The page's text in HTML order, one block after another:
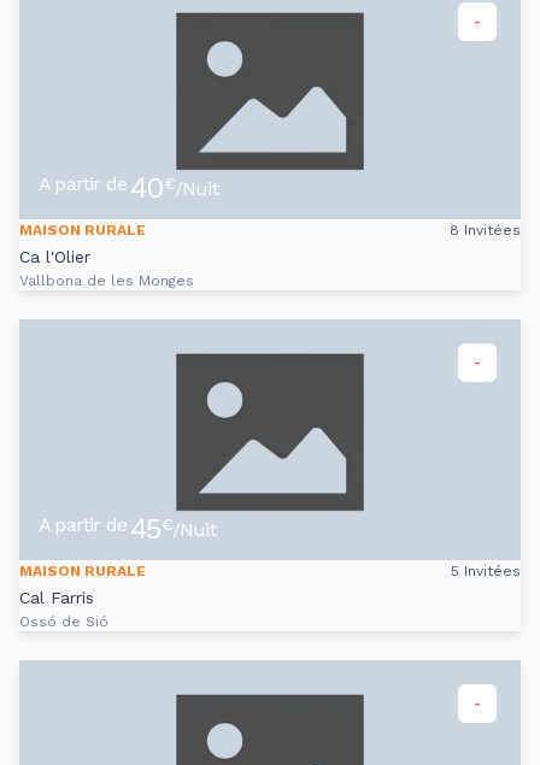
-
A partir de 40€/Nuit
MAISON RURALE 8 Invitées
Ca l'Olier
Vallbona de les Monges
-
A partir de 45€/Nuit
MAISON RURALE 5 Invitées
Cal Farris
Ossó de Sió
-